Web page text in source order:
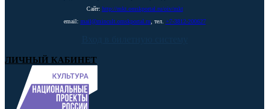
Сайт: http://mkt.omskportal.ru/oiv/mkt
email: mail@mincult.omskportal.ru, тел. +7-3812-200627
ЛИЧНЫЙ КАБИНЕТ